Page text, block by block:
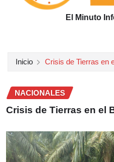
El Minuto
Inicio Crisis de Tierras en
NACIONALES
Crisis de Tierras en el